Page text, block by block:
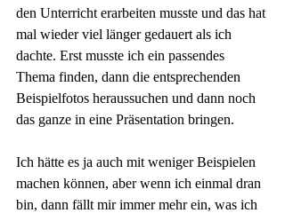
den Unterricht erarbeiten musste und das hat
mal wieder viel länger gedauert als ich
dachte. Erst musste ich ein passendes
Thema finden, dann die entsprechenden
Beispielfotos heraussuchen und dann noch
das ganze in eine Präsentation bringen.
Ich hätte es ja auch mit weniger Beispielen
machen können, aber wenn ich einmal dran
bin, dann fällt mir immer mehr ein, was ich